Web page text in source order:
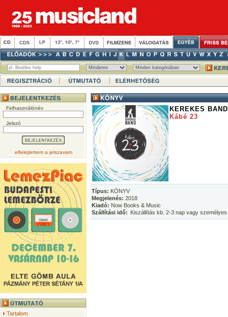
Felhasználónév
Jelszó
elfelejtettem a jelszavam
Tartalom
KEREKES BAND
Kábé 23
Típus: KÖNYV
Megjelenés: 2018
Kiadó: Now Books & Music
Szállítási idő: Kiszállítás kb. 2-3 nap vagy